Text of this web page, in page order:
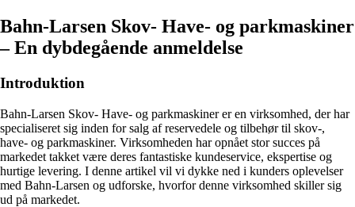
Bahn-Larsen Skov- Have- og parkmaskiner
– En dybdegående anmeldelse
Introduktion
Bahn-Larsen Skov- Have- og parkmaskiner er en virksomhed, der har
specialiseret sig inden for salg af reservedele og tilbehør til skov-,
have- og parkmaskiner. Virksomheden har opnået stor succes på
markedet takket være deres fantastiske kundeservice, ekspertise og
hurtige levering. I denne artikel vil vi dykke ned i kunders oplevelser
med Bahn-Larsen og udforske, hvorfor denne virksomhed skiller sig
ud på markedet.